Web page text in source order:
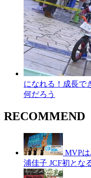
になれる！成長で
何だろう
RECOMMEND
MVP
浦佳子 JCF初とな